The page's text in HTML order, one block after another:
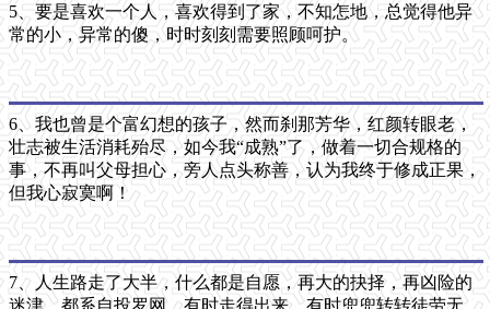
5、要是喜欢一个人，喜欢得到了家，不知怎地，总觉得他异
常的小，异常的傻，时时刻刻需要照顾呵护。
6、我也曾是个富幻想的孩子，然而刹那芳华，红颜转眼老，
壮志被生活消耗殆尽，如今我“成熟”了，做着一切合规格的
事，不再叫父母担心，旁人点头称善，认为我终于修成正果，
但我心寂寞啊！
7、人生路走了大半，什么都是自愿，再大的抉择，再凶险的
迷津，都系自投罗网，有时走得出来，有时兜兜转转徒劳无